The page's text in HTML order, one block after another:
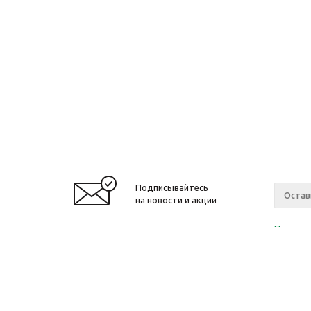
Подписывайтесь
на новости и акции